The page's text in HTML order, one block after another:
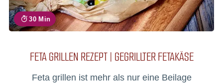
30 Min
FETA GRILLEN REZEPT | GEGRILLTER FETAKÄSE
Feta grillen ist mehr als nur eine Beilage